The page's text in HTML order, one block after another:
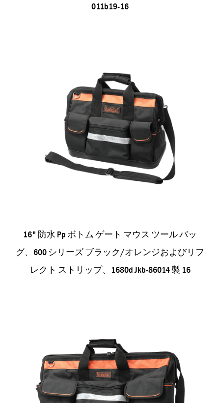
011b19-16
16" 防水 Pp ボトム ゲート マウス ツール バッ
グ、600 シリーズ ブラック/オレンジおよびリフ
レクト ストリップ、1680d Jkb-86014 製 16